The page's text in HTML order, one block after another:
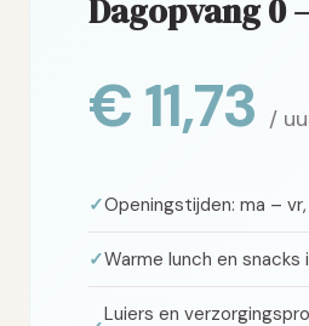
Dagopvang 0
€ 11,73 /
Openingstijden: ma –
Warme lunch en snacks
Luiers en